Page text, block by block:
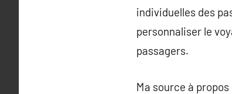
individuelles des
personnaliser le
passagers.
Ma source à propos